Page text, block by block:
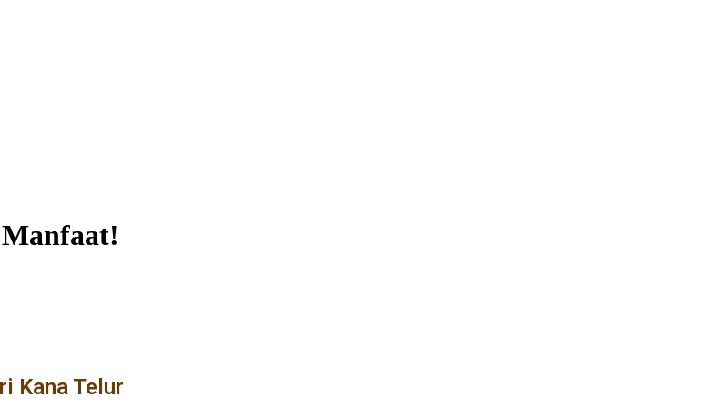
Kana Telur